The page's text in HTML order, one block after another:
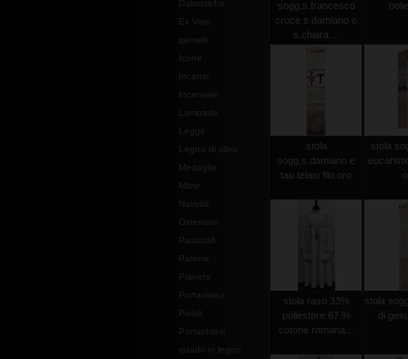
Dalmatiche
Ex Voto
gemelli
Leggii
Legno di olivo
Medaglie
Mitrie
Natività
Ostensori
Pastorali
Patene
Pianete
Portaviatici
Piviali
Portachiavi
quadri in legno
sogg.s.francesco
croce s.damiano e
s.chiara ...
stola
sogg.s.damiano e
tau telaio filo oro
stola
stola raso 33%
poliestere 67 %
cotone romana...
stola
di